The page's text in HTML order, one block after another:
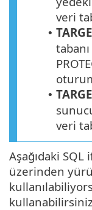
veri
•
•
veri
Aşağıdaki
üzerinden